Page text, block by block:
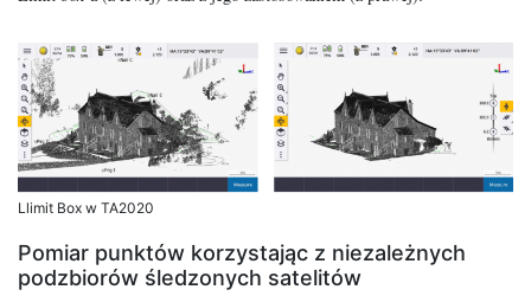
Llimit Box w TA2020
Pomiar punktów korzystając z niezależnych
podzbiorów śledzonych satelitów